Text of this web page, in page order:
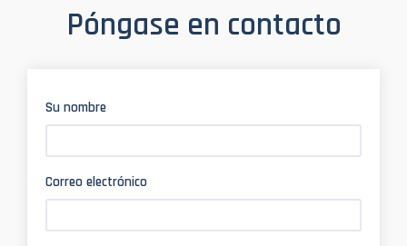
Póngase en contacto
Su nombre
Correo electrónico